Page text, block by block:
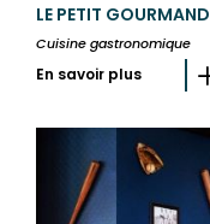
LE PETIT GOURMAND
Cuisine gastronomique
En savoir plus